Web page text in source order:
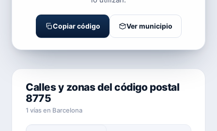
Copiar código Ver municipio
Calles y zonas del código postal
8775
1 vías en Barcelona